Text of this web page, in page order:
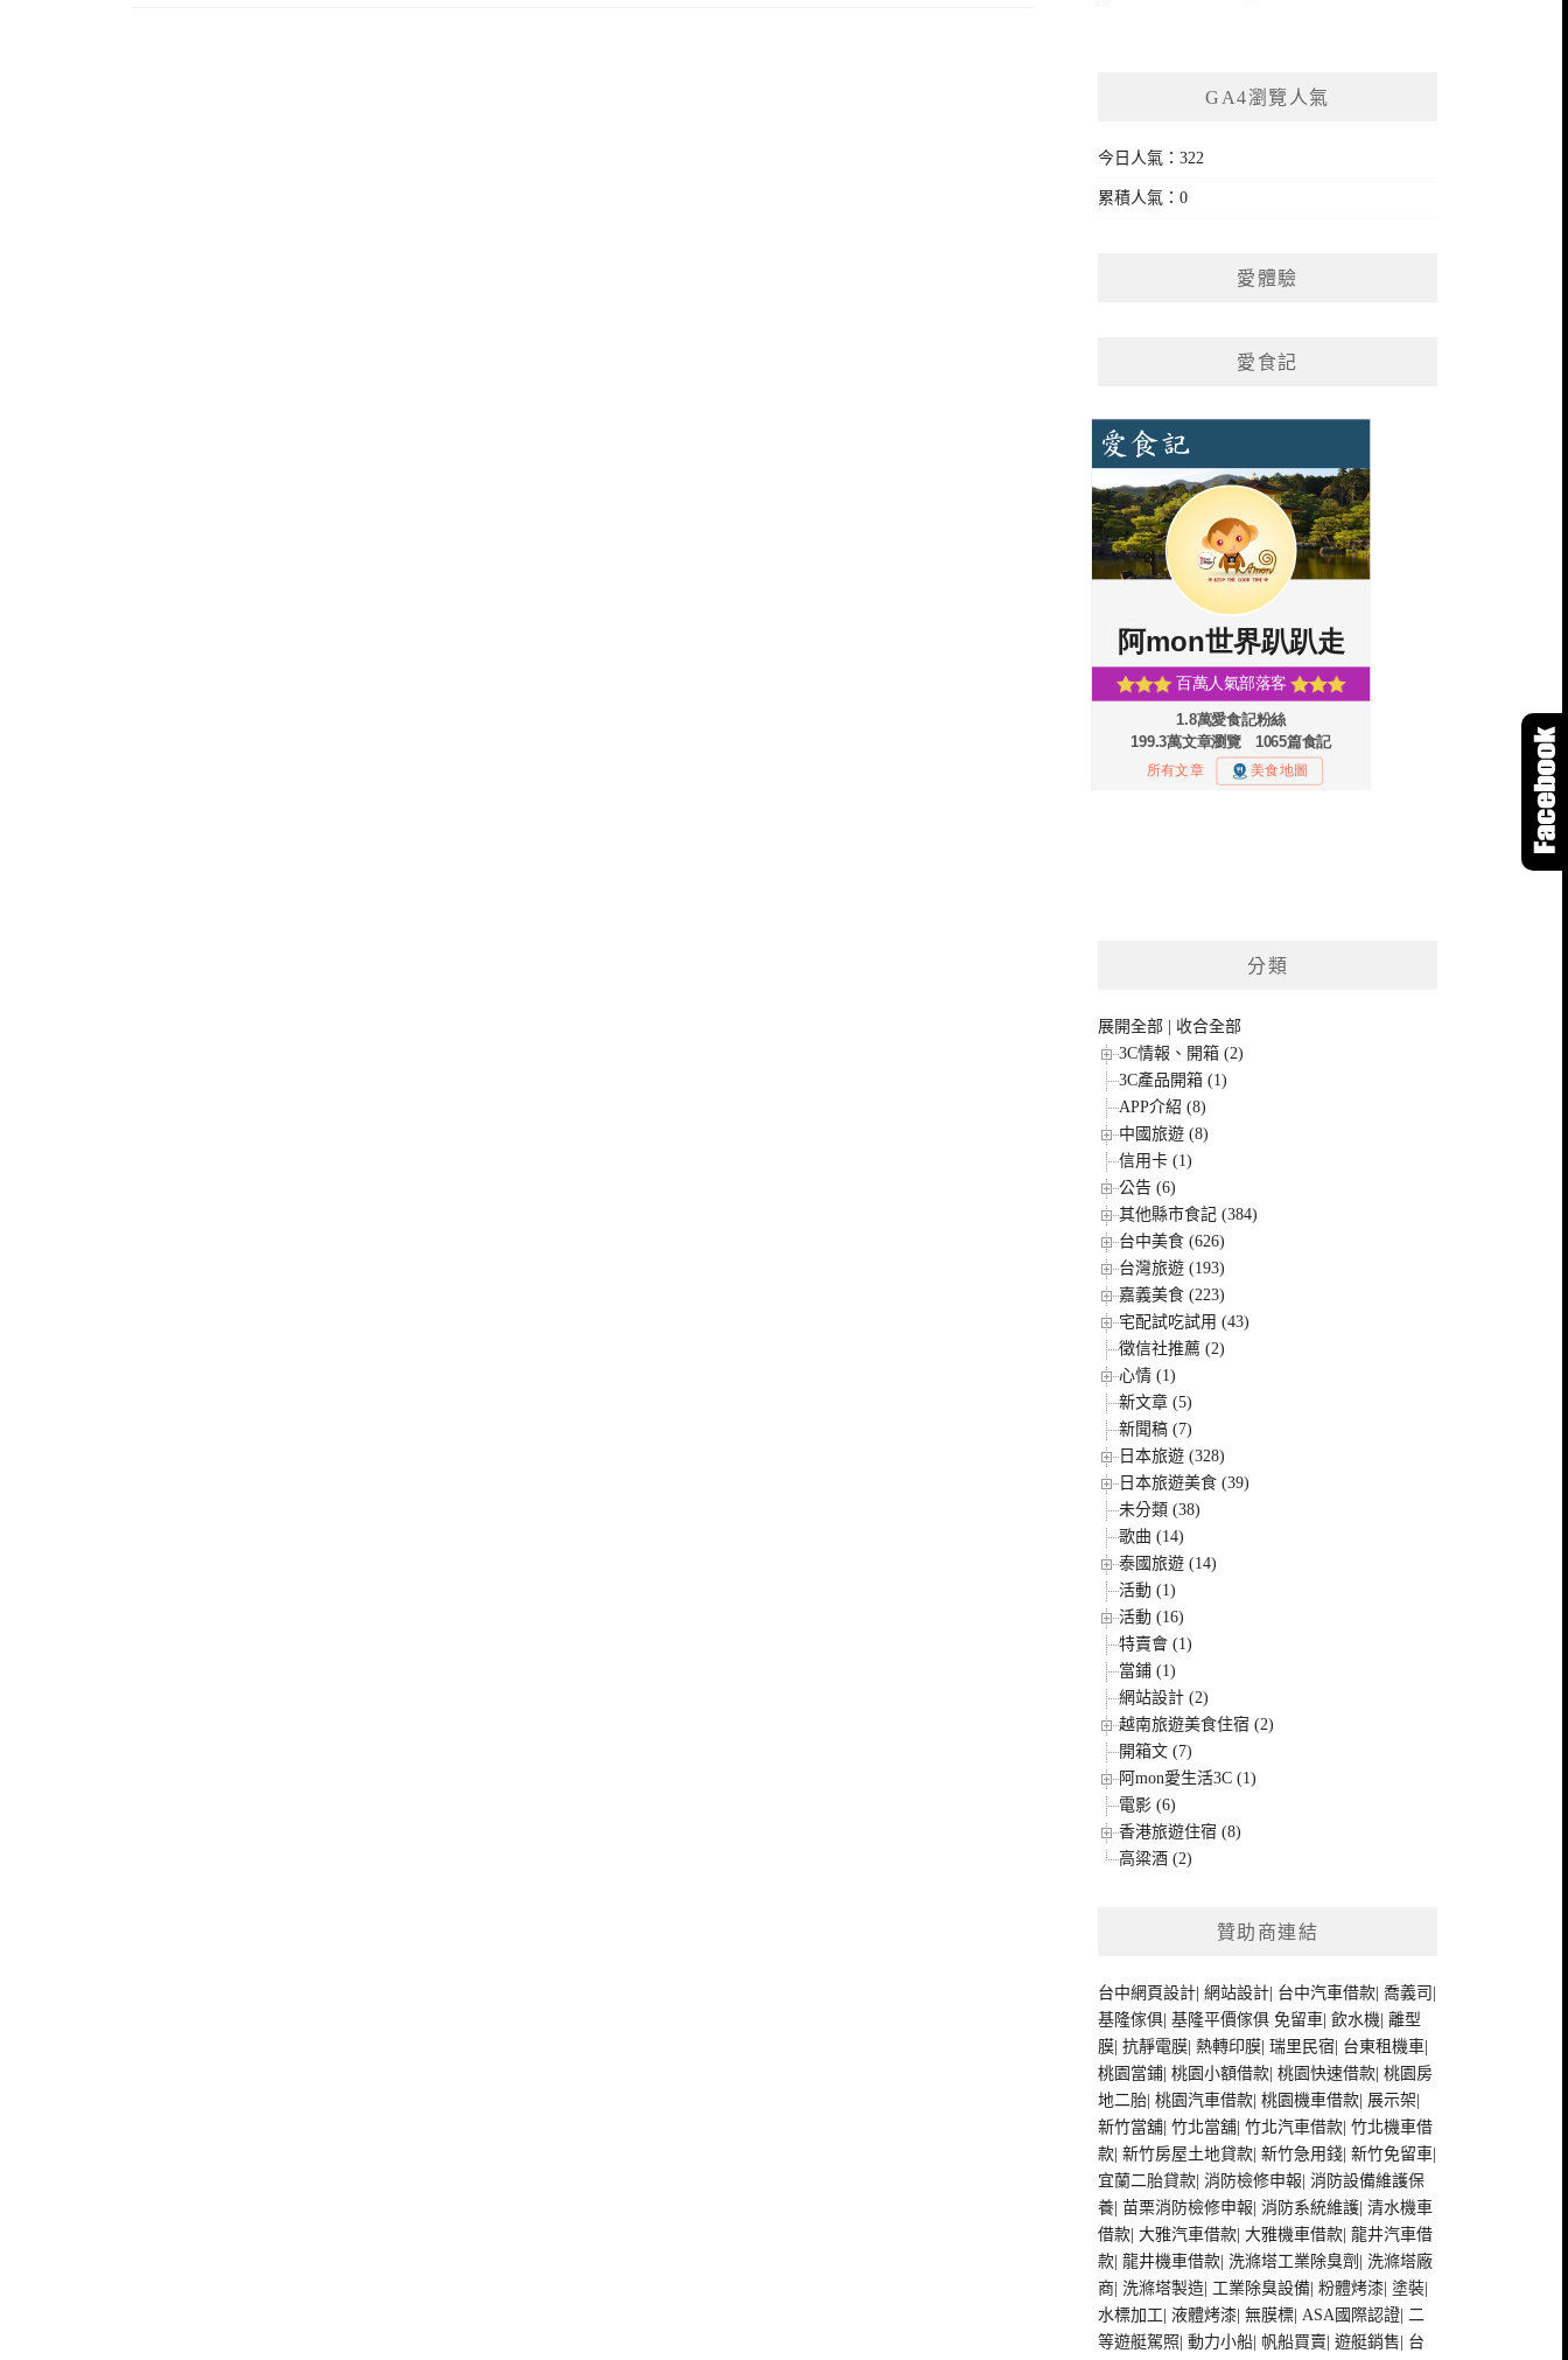
GA4瀏覽人氣
今日人氣：322
累積人氣：0
愛體驗
愛食記
分類
展開全部
收合全部
3C情報、開箱 (2)
3C產品開箱 (1)
APP介紹 (8)
中國旅遊 (8)
信用卡 (1)
公告 (6)
其他縣市食記 (384)
台中美食 (626)
台灣旅遊 (193)
嘉義美食 (223)
宅配試吃試用 (43)
徵信社推薦 (2)
心情 (1)
新文章 (5)
新聞稿 (7)
日本旅遊 (328)
日本旅遊美食 (39)
未分類 (38)
歌曲 (14)
泰國旅遊 (14)
活動 (1)
活動 (16)
特賣會 (1)
當鋪 (1)
網站設計 (2)
越南旅遊美食住宿 (2)
開箱文 (7)
阿mon愛生活3C (1)
電影 (6)
香港旅遊住宿 (8)
高粱酒 (2)
贊助商連結
台中網頁設計 |網站設計 台中汽車借款 |喬義司
基隆傢俱 |基隆平價傢俱 免留車 |飲水機 |離型
膜 |抗靜電膜 |熱轉印膜 |瑞里民宿 台東租機車
桃園當鋪 |桃園小額借款 |桃園快速借款 |桃園房
地二胎 |桃園汽車借款 |桃園機車借款 展示架
新竹當舖 |竹北當舖 |竹北汽車借款 |竹北機車借
款 |新竹房屋土地貸款 |新竹急用錢 |新竹免留車
宜蘭二胎貸款 |消防檢修申報 |消防設備維護保
養 |苗栗消防檢修申報 |消防系統維護 |清水機車
借款 |大雅汽車借款 |大雅機車借款 |龍井汽車借
款 |龍井機車借款 洗滌塔工業除臭劑
洗滌塔廠
商 洗滌塔製造 工業除臭設備 |粉體烤漆 |塗裝
水標加工 |液體烤漆 |無膜標 |ASA國際認證 |二
等遊艇駕照 |動力小船 帆船買賣 |遊艇銷售 台